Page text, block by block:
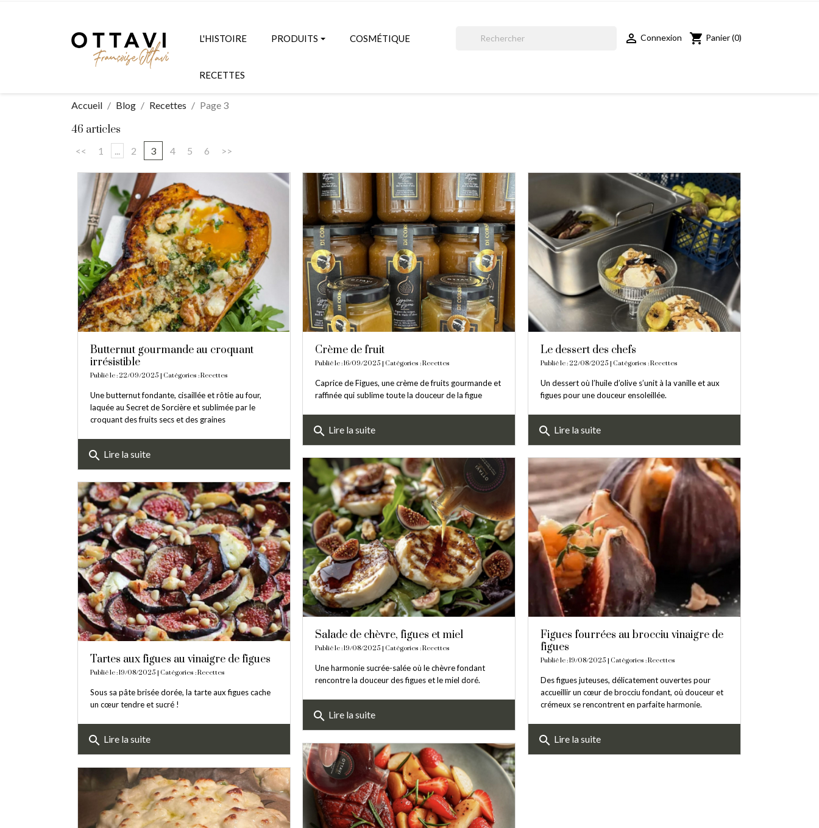
L'HISTOIRE PRODUITS COSMÉTIQUE
RECETTES
 Connexion shopping_cart Panier(0)
Accueil Blog Recettes Page 3
46 articles
<< 1 ... 2 3 4 5 6 >>
Butternut gourmande au croquant
irrésistible
Publié le : 22/09/2025 | Catégories :Recettes
Une butternut fondante, cisaillée et rôtie au four,
laquée au Secret de Sorcière et sublimée par le
croquant des fruits secs et des graines
search Lire la suite
Crème de fruit
Publié le : 16/09/2025 | Catégories :Recettes
Caprice de Figues, une crème de fruits gourmande et
raffinée qui sublime toute la douceur de la figue
search Lire la suite
Le dessert des chefs
Publié le : 22/08/2025 | Catégories :Recettes
Un dessert où l’huile d’olive s’unit à la vanille et aux
figues pour une douceur ensoleillée.
search Lire la suite
Salade de chèvre, figues et miel
Publié le : 19/08/2025 | Catégories :Recettes
Une harmonie sucrée-salée où le chèvre fondant
rencontre la douceur des figues et le miel doré.
search Lire la suite
Figues fourrées au brocciu vinaigre de
figues
Publié le : 19/08/2025 | Catégories :Recettes
Des figues juteuses, délicatement ouvertes pour
accueillir un cœur de brocciu fondant, où douceur et
crémeux se rencontrent en parfaite harmonie.
search Lire la suite
Tartes aux figues au vinaigre de figues
Publié le : 19/08/2025 | Catégories :Recettes
Sous sa pâte brisée dorée, la tarte aux figues cache
un cœur tendre et sucré !
search Lire la suite